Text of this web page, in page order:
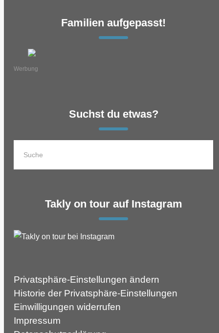
Familien aufgepasst!
Werbung
Suchst du etwas?
Takly on tour auf Instagram
Privatsphäre-Einstellungen ändern
Historie der Privatsphäre-Einstellungen
Einwilligungen widerrufen
Impressum